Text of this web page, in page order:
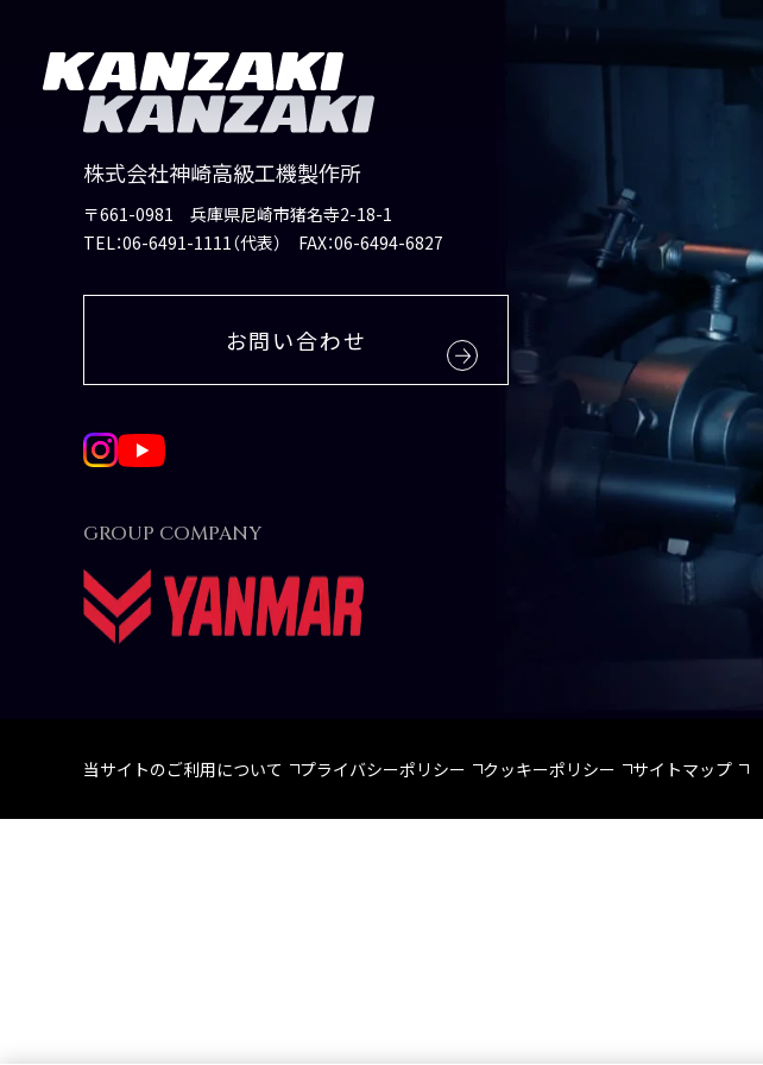
Products
製品情報
油圧機器・トランスミッション・
マリンギヤ・電動機器
製品カタログダウンロード
About us
企業情報
トップメッセージ
沿革
Contact
お問い合わせ
油圧機器・トランスミッション・
マリンギヤ・電動機器に関する
採用に関するお問い合わせ
株式会社神崎高級工機製作所
〒661-0981 兵庫県尼崎市猪名寺2-18-1
TEL：06-6491-1111（代表） FAX：06-6494-6827
お問い合わせ
GROUP COMPANY
当サイトのご利用について プライバシーポリシー クッキーポリシー サイトマップ